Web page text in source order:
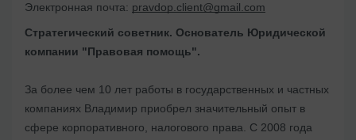
Электронная почта: pravdop.client@gmail.com
Стратегический советник. Основатель Юридической
компании "Правовая помощь".
За более чем 10 лет работы в государственных и частных
компаниях Владимир приобрел значительный опыт в
сфере корпоративного, налогового права. С 2008 года